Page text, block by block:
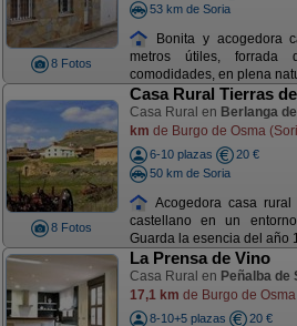
8 Fotos
53 km de Soria
Bonita y acogedora
metros útiles,
comodidades, en plena
8 Fotos
Casa Rural Tierras
Casa Rural en Berlanga
km de Burgo de Osma
6-10 plazas
20 €
50 km de Soria
Acogedora casa
castellano en un
Guarda la esencia del año
La Prensa de Vino
Casa Rural en Peñalba de
17,1 km de Burgo de
8-10+5 plazas
20 €